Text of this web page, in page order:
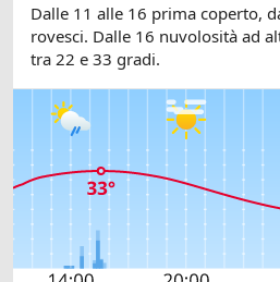
Dalle 11 alle 16 prima coperto,
rovesci. Dalle 16 nuvolosità ad
tra 22 e 33 gradi.